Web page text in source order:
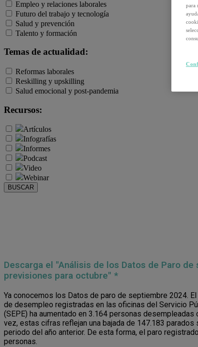
Empleo y relaciones laborales
Futuro del trabajo y tecnología
Salud y prevención
Talento y formación
Temas de actualidad:
Reformas laborales
Reskilling y upskilling
Salud emocional y post-pandemia
Recursos:
Artículos
Infografías
Informes
Podcast
Video
Webinar
BUSCAR
Descarga el "Análisis de los Datos de Paro
previsiones para octubre" *
Ya conocemos los Datos de paro de septiembre 2024.
de desempleo registradas en las oficinas del Servicio
(SEPE) ha aumentado en 3.164 personas
vez, estas cifras reflejan una bajada de 147.183
periodo del año anterior. De esta forma, el paro
personas.
para